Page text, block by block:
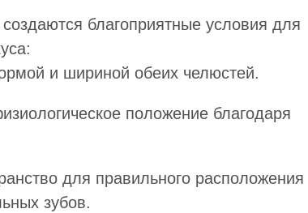
благоприятные условия для
и шириной обеих челюстей.
положение благодаря
для правильного расположения
зубов.